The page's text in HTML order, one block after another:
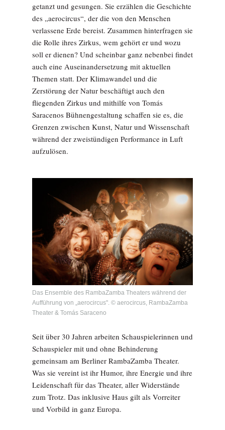
getanzt und gesungen. Sie erzählen die Geschichte
des „aerocircus“, der die von den Menschen
verlassene Erde bereist. Zusammen hinterfragen sie
die Rolle ihres Zirkus, wem gehört er und wozu
soll er dienen? Und scheinbar ganz nebenbei findet
auch eine Auseinandersetzung mit aktuellen
Themen statt. Der Klimawandel und die
Zerstörung der Natur beschäftigt auch den
fliegenden Zirkus und mithilfe von Tomás
Saracenos Bühnengestaltung schaffen sie es, die
Grenzen zwischen Kunst, Natur und Wissenschaft
während der zweistündigen Performance in Luft
aufzulösen.
Das Ensemble des RambaZamba Theaters während der
Aufführung von „aerocircus". © aerocircus, RambaZamba
Theater & Tomás Saraceno
Seit über 30 Jahren arbeiten Schauspielerinnen und
Schauspieler mit und ohne Behinderung
gemeinsam am Berliner RambaZamba Theater.
Was sie vereint ist ihr Humor, ihre Energie und ihre
Leidenschaft für das Theater, aller Widerstände
zum Trotz. Das inklusive Haus gilt als Vorreiter
und Vorbild in ganz Europa.